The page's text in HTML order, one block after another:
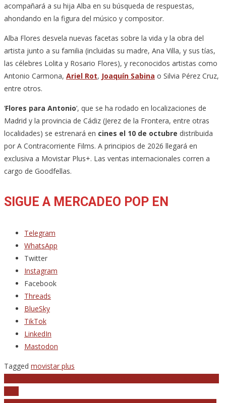
acompañará a su hija Alba en su búsqueda de respuestas,
ahondando en la figura del músico y compositor.
Alba Flores desvela nuevas facetas sobre la vida y la obra del
artista junto a su familia (incluidas su madre, Ana Villa, y sus tías,
las célebres Lolita y Rosario Flores), y reconocidos artistas como
Antonio Carmona, Ariel Rot, Joaquín Sabina o Silvia Pérez Cruz,
entre otros.
‘Flores para Antonio‘, que se ha rodado en localizaciones de
Madrid y la provincia de Cádiz (Jerez de la Frontera, entre otras
localidades) se estrenará en cines el 10 de octubre distribuida
por A Contracorriente Films. A principios de 2026 llegará en
exclusiva a Movistar Plus+. Las ventas internacionales corren a
cargo de Goodfellas.
SIGUE A MERCADEO POP EN
Telegram
WhatsApp
Twitter
Instagram
Facebook
Threads
BlueSky
TikTok
LinkedIn
Mastodon
Tagged movistar plus
Navegación
de